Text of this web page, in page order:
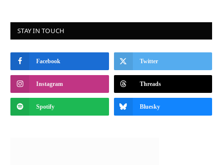
STAY IN TOUCH
Facebook Twitter
Instagram Threads
Spotify Bluesky